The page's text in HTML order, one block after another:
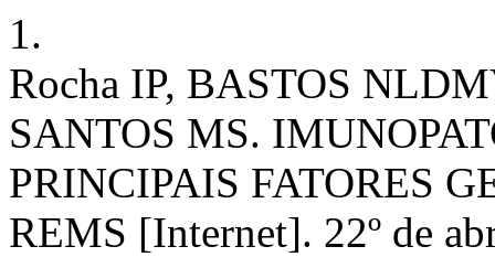
1.
Rocha IP, BASTOS
SANTOS MS.
PRINCIPAIS FATORES
REMS [Internet]. 22º de